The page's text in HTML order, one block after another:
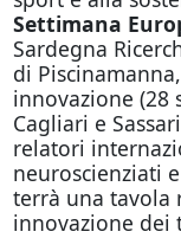
Settimana
Sardegna
di
innovazione (28
Cagliari e
relatori
neuroscienziati
terrà una tavola
innovazione dei